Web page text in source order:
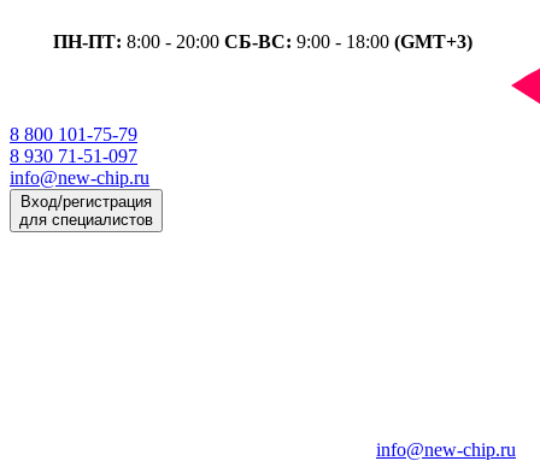
ПН-ПТ: 8:00 - 20:00 СБ-ВС: 9:00 - 18:00 (GMT+3)
8 800 101-75-79
8 930 71-51-097
info@new-chip.ru
Вход/регистрация
для специалистов
info@new-chip.ru